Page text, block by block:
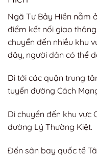
Ngã Tư Bảy Hiền nằm
điểm kết nối giao
chuyển đến nhiều khu
đây, người dân có thể
Đi tới các quận trung
tuyến đường Cách
Di chuyển đến khu vực
đường Lý Thường Kiệt.
Đến sân bay quốc tế